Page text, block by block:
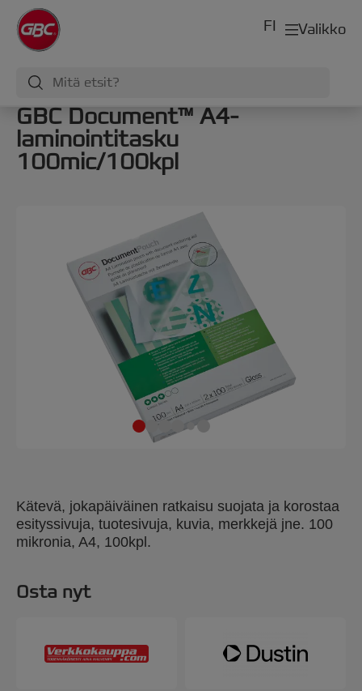
Valikko
FI
GBC Document™ A4-
laminointitasku
100mic/100kpl
Kätevä, jokapäiväinen ratkaisu suojata ja korostaa
esityssivuja, tuotesivuja, kuvia, merkkejä jne. 100
mikronia, A4, 100kpl.
Osta nyt